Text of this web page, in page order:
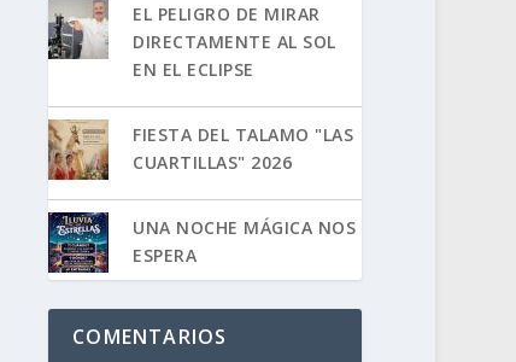
EL PELIGRO DE MIRAR
DIRECTAMENTE AL SOL
EN EL ECLIPSE
FIESTA DEL TALAMO "LAS
CUARTILLAS" 2026
UNA NOCHE MÁGICA NOS
ESPERA
COMENTARIOS